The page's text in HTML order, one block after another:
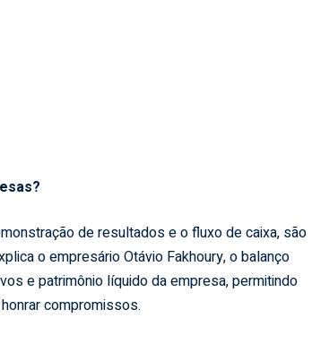
de resultados e o fluxo de caixa, são
o empresário Otávio Fakhoury, o balanço
e patrimônio líquido da empresa, permitindo
compromissos.